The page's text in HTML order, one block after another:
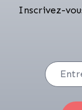
Inscrivez-